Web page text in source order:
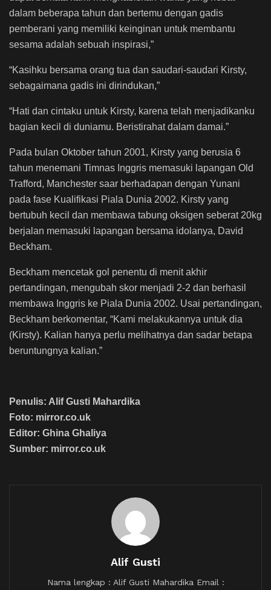
dalam beberapa tahun dan bertemu dengan gadis
pemberani yang memiliki keinginan untuk membantu
sesama adalah sebuah inspirasi,”
“Kasihku bersama orang tua dan saudari-saudari Kirsty,
sebagaimana gadis ini dirindukan,”
“Hati dan cintaku untuk Kirsty, karena telah menjadikanku
bagian kecil di duniamu. Beristirahat dalam damai.”
Pada bulan Oktober tahun 2001, Kirsty yang berusia 6
tahun menemani Timnas Inggris memasuki lapangan Old
Trafford, Manchester saar berhadapan dengan Yunani
pada fase Kualifikasi Piala Dunia 2002. Kirsty yang
bertubuh kecil dan membawa tabung oksigen seberat 20kg
berjalan memasuki lapangan bersama idolanya, David
Beckham.
Beckham mencetak gol penentu di menit akhir
pertandingan, mengubah skor menjadi 2-2 dan berhasil
membawa Inggris ke Piala Dunia 2002. Usai pertandingan,
Beckham berkomentar, “Kami melakukannya untuk dia
(Kirsty). Kalian hanya perlu melihatnya dan sadar betapa
beruntungnya kalian.”
Penulis: Alif Gusti Mahardika
Foto: mirror.co.uk
Editor: Ghina Ghaliya
Sumber: mirror.co.uk
Alif Gusti
Nama lengkap : Alif Gusti Mahardika Email :